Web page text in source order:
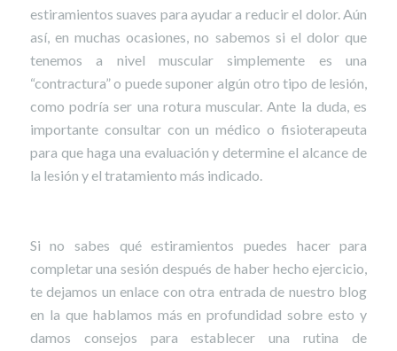
estiramientos suaves para ayudar a reducir el dolor. Aún
así, en muchas ocasiones, no sabemos si el dolor que
tenemos a nivel muscular simplemente es una
“contractura” o puede suponer algún otro tipo de lesión,
como podría ser una rotura muscular. Ante la duda, es
importante consultar con un médico o fisioterapeuta
para que haga una evaluación y determine el alcance de
la lesión y el tratamiento más indicado.
Si no sabes qué estiramientos puedes hacer para
completar una sesión después de haber hecho ejercicio,
te dejamos un enlace con otra entrada de nuestro blog
en la que hablamos más en profundidad sobre esto y
damos consejos para establecer una rutina de